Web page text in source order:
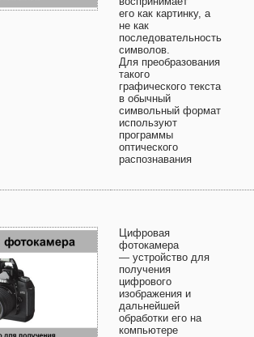
его как картинку, а
не как
последовательность
символов.
Для преобразования
такого
графического текста
в обычный
символьный формат
используют
программы
оптического
распознавания
Цифровая
фотокамера
— устройство для
получения
цифрового
изображения и
дальнейшей
обработки его на
компьютере